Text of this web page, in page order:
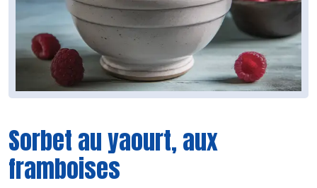
Sorbet au yaourt, aux
framboises